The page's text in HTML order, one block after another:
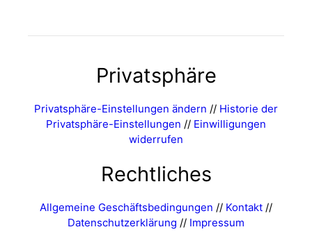
Privatsphäre
Privatsphäre-Einstellungen ändern // Historie der
Privatsphäre-Einstellungen // Einwilligungen
widerrufen
Rechtliches
Allgemeine Geschäftsbedingungen // Kontakt //
Datenschutzerklärung // Impressum